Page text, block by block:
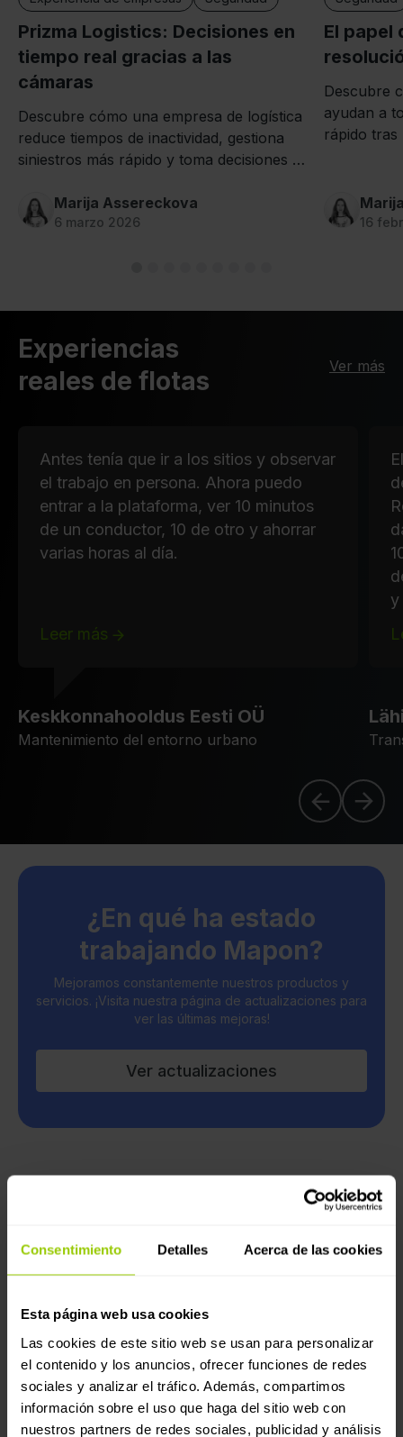
Consentimiento Detalles Acerca de las cookies
Esta página web usa cookies
Las cookies de este sitio web se usan para personalizar
el contenido y los anuncios, ofrecer funciones de redes
sociales y analizar el tráfico. Además, compartimos
información sobre el uso que haga del sitio web con
nuestros partners de redes sociales, publicidad y análisis
Prizma Logistics: Decisiones en
tiempo real gracias a las
cámaras
Descubre cómo una empresa de logística
reduce tiempos de inactividad, gestiona
siniestros más rápido y toma decisiones en
Mapon.Marija Assereckova
6 marzo 2026
El papel
Descubre
ayudan a
rápido tras
16
Experiencias
reales de flotas
Ver más
Antes tenía que ir a los sitios y observar
el trabajo en persona. Ahora puedo
entrar a la plataforma, ver 10 minutos
de un conductor, 10 de otro y ahorrar
varias horas al día.
Leer más
Keskkonnahooldus Eesti OÜ
Mantenimiento del entorno urbano
y
¿En qué ha estado
trabajando Mapon?
Mejoramos constantemente nuestros productos y
servicios. ¡Visita nuestra página de actualizaciones para
ver las últimas mejoras!
Ver actualizaciones
Digitalización de flotas